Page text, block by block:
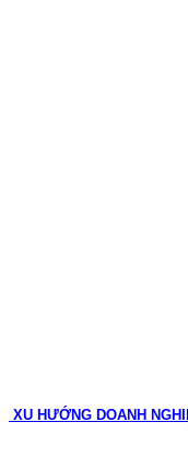
XU HƯỚNG DOANH